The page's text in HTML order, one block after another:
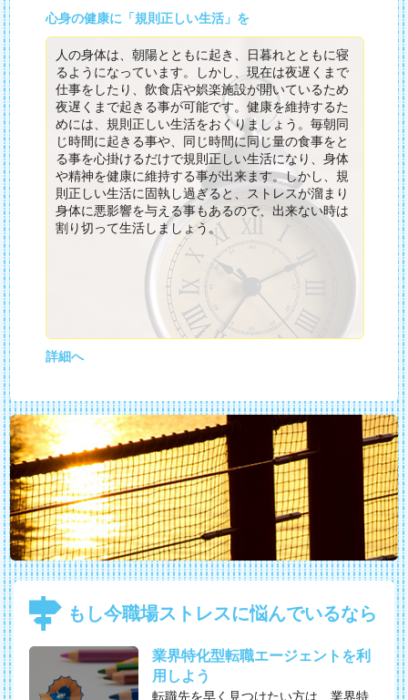
心身の健康に「規則正しい生活」を
人の身体は、朝陽とともに起き、日暮れとともに寝
るようになっています。しかし、現在は夜遅くまで
仕事をしたり、飲食店や娯楽施設が開いているため
夜遅くまで起きる事が可能です。健康を維持するた
めには、規則正しい生活をおくりましょう。毎朝同
じ時間に起きる事や、同じ時間に同じ量の食事をと
る事を心掛けるだけで規則正しい生活になり、身体
や精神を健康に維持する事が出来ます。しかし、規
則正しい生活に固執し過ぎると、ストレスが溜まり
身体に悪影響を与える事もあるので、出来ない時は
割り切って生活しましょう。
詳細へ
もし今職場ストレスに悩んでいるなら
業界特化型転職エージェントを利
用しよう
転職先を早く見つけたい方は、業界特